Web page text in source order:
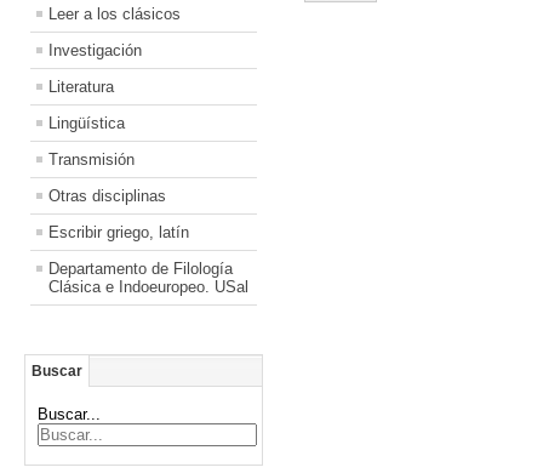
Leer a los clásicos
Investigación
Literatura
Lingüística
Transmisión
Otras disciplinas
Escribir griego, latín
Departamento de Filología
Clásica e Indoeuropeo. USal
Buscar
Buscar...